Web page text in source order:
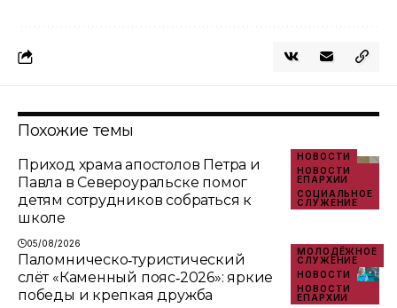
Похожие темы
НОВОСТИ
НОВОСТИ
ЕПАРХИИ
СОЦИАЛЬНОЕ
СЛУЖЕНИЕ
Приход храма апостолов Петра и
Павла в Североуральске помог
детям сотрудников собраться к
школе
05/08/2026
МОЛОДЁЖНОЕ
СЛУЖЕНИЕ
НОВОСТИ
НОВОСТИ
ЕПАРХИИ
Паломническо‑туристический
слёт «Каменный пояс‑2026»: яркие
победы и крепкая дружба